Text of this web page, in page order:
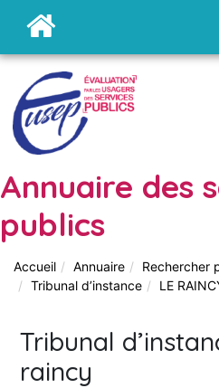
Annuaire des
publics
Accueil Annuaire
Rechercher
Tribunal d’instance
LE
Tribunal
raincy